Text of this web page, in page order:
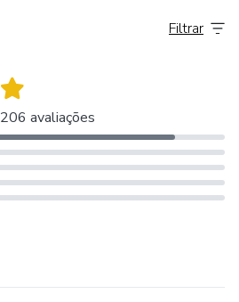
206 avaliações
Filtrar